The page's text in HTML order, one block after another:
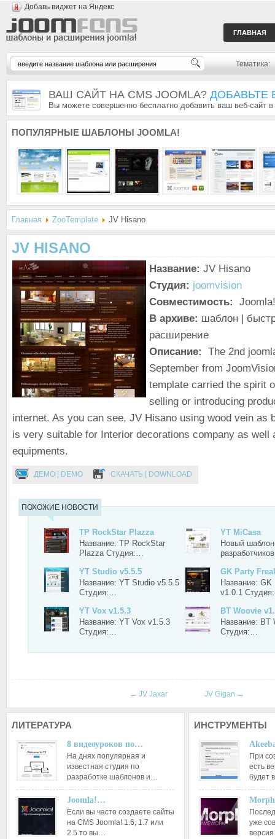
Добавь виджет на Яндекс
ГЛАВНАЯ
Тематика:
ВАШ САЙТ НА CMS JOOMLA? ДОБАВЬТЕ
Вы можете совершенно бесплатно добавить ваш веб-сайт
ПОПУЛЯРНЫЕ ШАБЛОНЫ JOOMLA!
Главная ZooTemplate JV Hisano
JV HISANO
Название: JV Hisano
Студия: joomvision
Совместимость:
В архиве: шаблон |
расширение
Описание: The 2nd
September from
template carried the spirit
selling or introducing
internet. As you can see, JV Hisano using wood vein as
is very suitable for Interior decorations company as well
equipments.
ДЕМО | DEMO СКАЧАТЬ | DOWNLOAD
ПОХОЖИЕ НОВОСТИ
TP RockStar Plazza
Название: TP RockStar
Plazza Студия:…
YT MiCasa
Новый
YT Studio v5.5.5
Название: YT Studio v5.5.5
Студия:…
GK Party
Название:
v1.0.1
YT Vox v1.5.3
Название: YT Vox v1.5.3
Студия:…
BT Woovie
Название: BT
Студия:…
← JV Jaxar JV Gigan →
ЛИТЕРАТУРА
8 видеоуроков по…
На днях популярная и
известная студия по
разработке шаблонов и…
Joomla!…
Если вы часто создаете сайты
на CMS Joomla! 1.6, 1.7 или
2.5 то вы…
ИНСТРУМЕНТЫ
При
есть
будет
уже